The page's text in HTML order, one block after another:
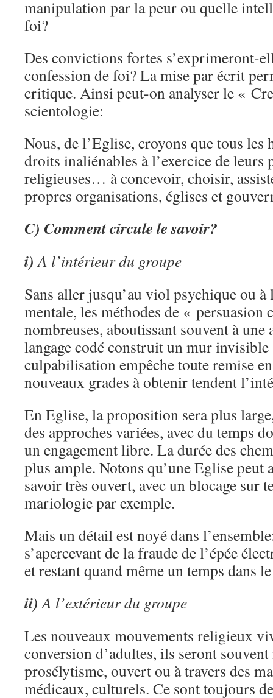
manipulation par la peur ou quelle
foi?
Des convictions fortes s’exprimeront-
confession de foi? La mise par écrit
critique. Ainsi peut-on analyser le «
scientologie:
Nous, de l’Eglise, croyons que tous
droits inaliénables à l’exercice de leurs
religieuses… à concevoir, choisir,
propres organisations, églises et
C) Comment circule le savoir?
i) A l’intérieur du groupe
Sans aller jusqu’au viol psychique ou
mentale, les méthodes de « persuasion
nombreuses, aboutissant souvent à
langage codé construit un mur invisible
culpabilisation empêche toute remise
nouveaux grades à obtenir tendent
En Eglise, la proposition sera plus
des approches variées, avec du temps
un engagement libre. La durée des
plus ample. Notons qu’une Eglise peut
savoir très ouvert, avec un blocage sur
mariologie par exemple.
Mais un détail est noyé dans
s’apercevant de la fraude de l’épée
et restant quand même un temps dans
ii) A l’extérieur du groupe
Les nouveaux mouvements religieux
conversion d’adultes, ils seront
prosélytisme, ouvert ou à travers des
médicaux, culturels. Ce sont toujours